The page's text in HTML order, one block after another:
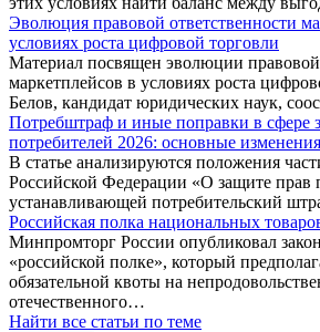
Эволюция правовой ответственности
условиях роста цифровой торговли
Материал посвящен эволюции правовой
маркетплейсов в условиях роста
Белов, кандидат юридических наук,
Потребштраф и иные поправки в сфере
потребителей 2026: основные изменения
В статье анализируются положения
Российской Федерации «О защите прав
устанавливающей потребительский
Российская полка национальных
Минпромторг России опубликовал
«российской полке», который
обязательной квоты на
отечественного…
Найти все статьи по теме